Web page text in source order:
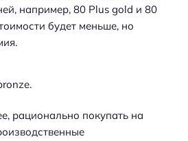
например, 80 Plus gold и 80
будет меньше, но
рационально покупать на